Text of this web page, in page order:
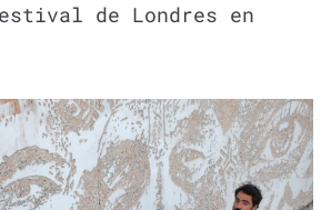
de Londres en